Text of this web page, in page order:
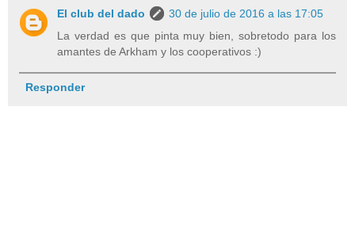
El club del dado
30 de julio de 2016 a las 17:05
La verdad es que pinta muy bien, sobretodo para los
amantes de Arkham y los cooperativos :)
Responder